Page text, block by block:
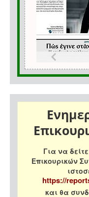
Για να
Επικουρικών
https://
και θα